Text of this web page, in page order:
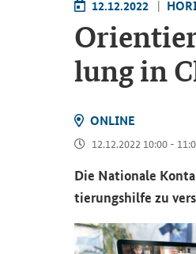
12.12.2022
lung in
ON­LINE
12.12.2022 10:00 -
Die Na­tio­na­le
tie­rungs­hil­fe zu